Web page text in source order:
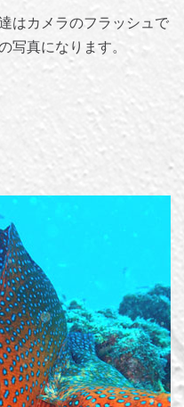
はカメラのフラッシュで
写真になります。